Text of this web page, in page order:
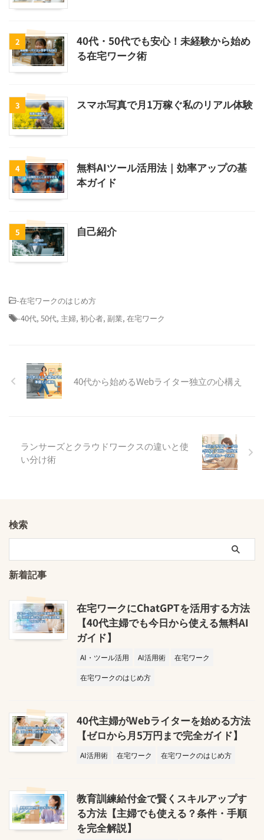
2
40代・50代でも安心！未経験から始め
る在宅ワーク術
3 スマホ写真で月1万稼ぐ私のリアル体験
4
無料AIツール活用法｜効率アップの基
本ガイド
5 自己紹介
-在宅ワークのはじめ方
-40代, 50代, 主婦, 初心者, 副業, 在宅ワーク
40代から始めるWebライター独立の心構え
ランサーズとクラウドワークスの違いと使
い分け術
検索
新着記事
在宅ワークにChatGPTを活用する方法
【40代主婦でも今日から使える無料AI
ガイド】
AI・ツール活用 AI活用術
在宅ワーク
在宅ワークのはじめ方
40代主婦がWebライターを始める方法
【ゼロから月5万円まで完全ガイド】
AI活用術 在宅ワーク 在宅ワークのはじめ方
教育訓練給付金で賢くスキルアップす
る方法【主婦でも使える？条件・手順
を完全解説】